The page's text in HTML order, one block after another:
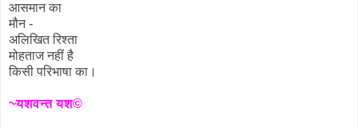
आसमान का
मौन -
अलिखित रिश्ता
मोहताज नहीं है
किसी परिभाषा का।
~यशवन्त यश©